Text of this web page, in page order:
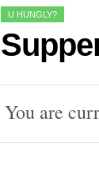
U HUNGLY?
You are